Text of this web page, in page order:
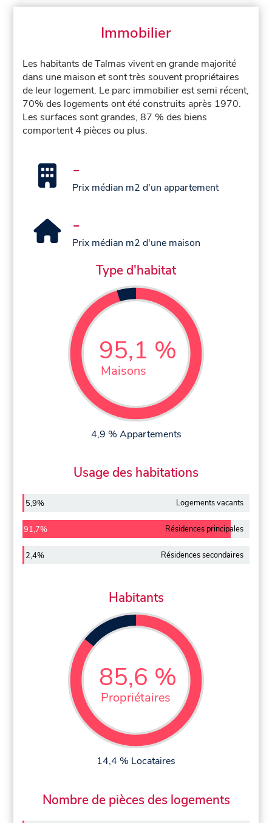
Immobilier
Les habitants de Talmas vivent en grande majorité
dans une maison et sont très souvent propriétaires
de leur logement. Le parc immobilier est semi récent,
70% des logements ont été construits après 1970.
Les surfaces sont grandes, 87 % des biens
comportent 4 pièces ou plus.
-
Prix médian m2 d'un appartement
-
Prix médian m2 d'une maison
Type d'habitat
95,1 %
Maisons
4,9 % Appartements
Usage des habitations
5,9% Logements vacants
91,7% Résidences principales
2,4% Résidences secondaires
Habitants
85,6 %
Propriétaires
14,4 % Locataires
Nombre de pièces des logements